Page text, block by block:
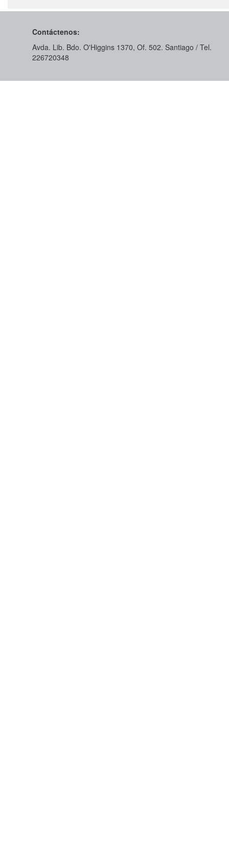
Contáctenos:
Avda. Lib. Bdo. O'Higgins 1370, Of. 502. Santiago / Tel.
226720348